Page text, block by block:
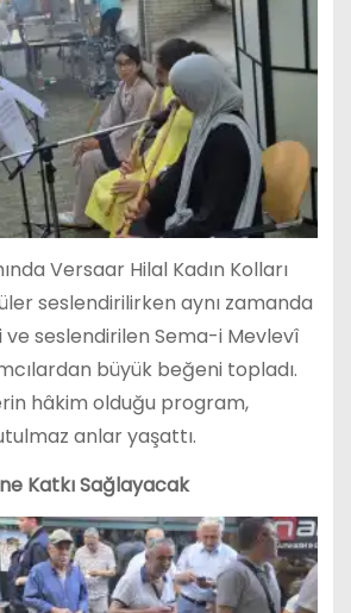
Versaar Hilal Kadın Kolları
seslendirilirken aynı zamanda
seslendirilen Sema-i Mevlevî
büyük beğeni topladı.
hâkim olduğu program,
anlar yaşattı.
Katkı Sağlayacak